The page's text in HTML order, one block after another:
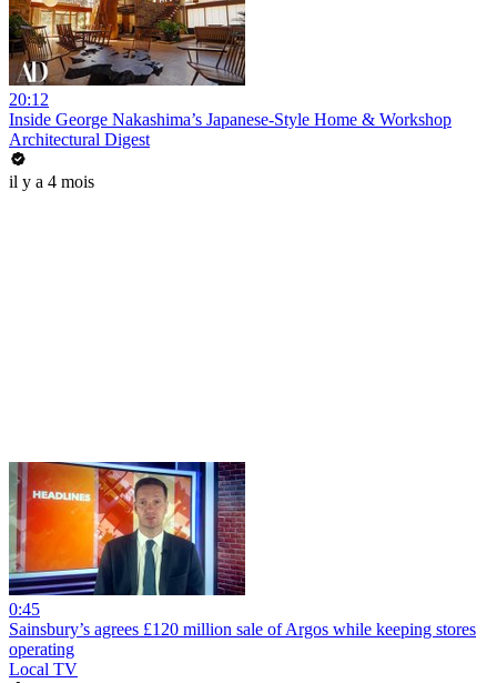
20:12
Inside George Nakashima’s Japanese-Style Home & Workshop
Architectural Digest
il y a 4 mois
0:45
Sainsbury’s agrees £120 million sale of Argos while keeping stores
operating
Local TV